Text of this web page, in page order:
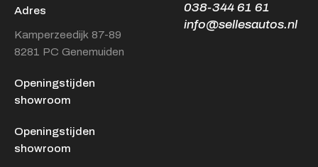
Adres
Kamperzeedijk 87-89
8281 PC Genemuiden
038-344 61 61
info@sellesautos.nl
Openingstijden
showroom
Openingstijden
showroom